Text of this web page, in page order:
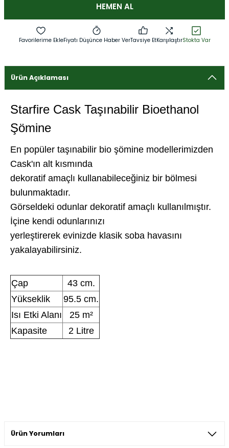
HEMEN AL
Fiyatı Düşünce Haber VerTavsiye EtKarşılaştırStokta Var
Ürün Açıklaması
Starfire Cask Taşınabilir Bioethanol
Şömine
En popüler taşınabilir bio şömine modellerimizden
Cask'ın alt kısmında
dekoratif amaçlı kullanabileceğiniz bir bölmesi
bulunmaktadır.
Görseldeki odunlar dekoratif amaçlı kullanılmıştır.
İçine kendi odunlarınızı
yerleştirerek evinizde klasik soba havasını
yakalayabilirsiniz.
Çap
43 cm.
Yükseklik
95.5 cm.
Isı Etki Alanı
25 m²
Kapasite
2 Litre
Ürün Yorumları